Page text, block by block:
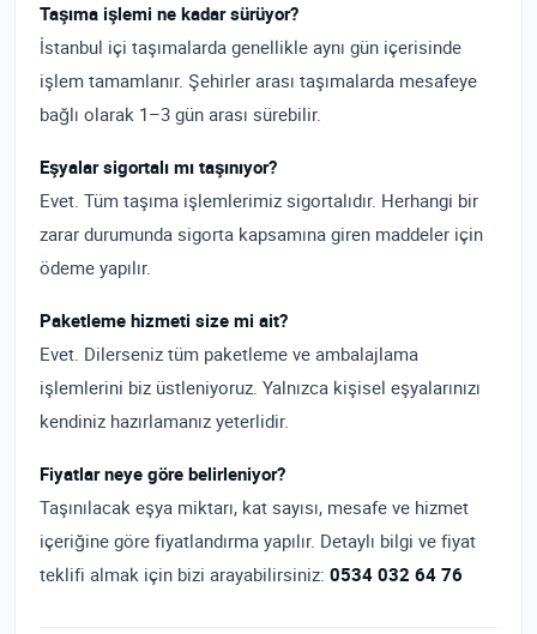
Taşıma işlemi ne kadar sürüyor?
İstanbul içi taşımalarda genellikle aynı gün içerisinde
işlem tamamlanır. Şehirler arası taşımalarda mesafeye
bağlı olarak 1–3 gün arası sürebilir.
Eşyalar sigortalı mı taşınıyor?
Evet. Tüm taşıma işlemlerimiz sigortalıdır. Herhangi bir
zarar durumunda sigorta kapsamına giren maddeler için
ödeme yapılır.
Paketleme hizmeti size mi ait?
Evet. Dilerseniz tüm paketleme ve ambalajlama
işlemlerini biz üstleniyoruz. Yalnızca kişisel eşyalarınızı
kendiniz hazırlamanız yeterlidir.
Fiyatlar neye göre belirleniyor?
Taşınılacak eşya miktarı, kat sayısı, mesafe ve hizmet
içeriğine göre fiyatlandırma yapılır. Detaylı bilgi ve fiyat
teklifi almak için bizi arayabilirsiniz: 0534 032 64 76